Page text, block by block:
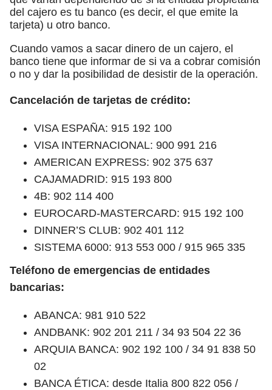
del cajero es tu banco (es decir, el que emite la
tarjeta) u otro banco.
Cuando vamos a sacar dinero de un cajero, el
banco tiene que informar de si va a cobrar comisión
o no y dar la posibilidad de desistir de la operación.
Cancelación de tarjetas de crédito:
VISA ESPAÑA: 915 192 100
VISA INTERNACIONAL: 900 991 216
AMERICAN EXPRESS: 902 375 637
CAJAMADRID: 915 193 800
4B: 902 114 400
EUROCARD-MASTERCARD: 915 192 100
DINNER’S CLUB: 902 401 112
SISTEMA 6000: 913 553 000 / 915 965 335
Teléfono de emergencias de entidades
bancarias:
ABANCA: 981 910 522
ANDBANK: 902 201 211 / 34 93 504 22 36
ARQUIA BANCA: 902 192 100 / 34 91 838 50
02
BANCA ÉTICA: desde Italia 800 822 056 /